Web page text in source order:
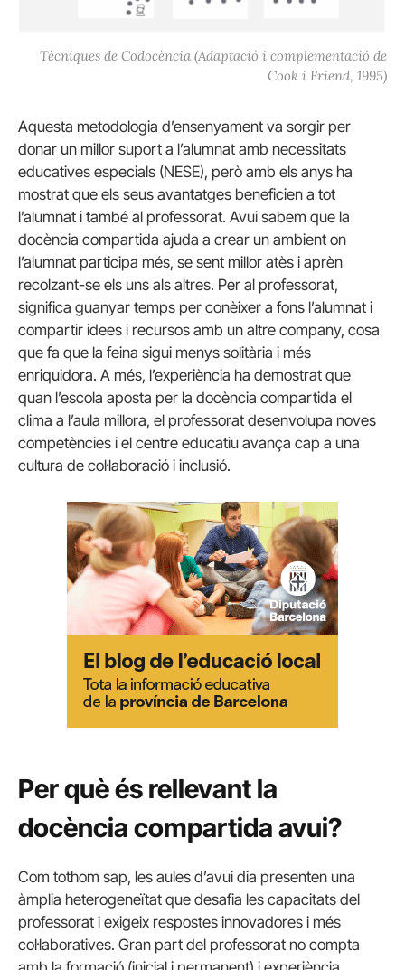
Tècniques de Codocència (Adaptació i complementació de
Cook i Friend, 1995)
Aquesta metodologia d’ensenyament va sorgir per
donar un millor suport a l’alumnat amb necessitats
educatives especials (NESE), però amb els anys ha
mostrat que els seus avantatges beneficien a tot
l’alumnat i també al professorat. Avui sabem que la
docència compartida ajuda a crear un ambient on
l’alumnat participa més, se sent millor atès i aprèn
recolzant-se els uns als altres. Per al professorat,
significa guanyar temps per conèixer a fons l’alumnat i
compartir idees i recursos amb un altre company, cosa
que fa que la feina sigui menys solitària i més
enriquidora. A més, l’experiència ha demostrat que
quan l’escola aposta per la docència compartida el
clima a l’aula millora, el professorat desenvolupa noves
competències i el centre educatiu avança cap a una
cultura de col·laboració i inclusió.
Per què és rellevant la
docència compartida avui?
Com tothom sap, les aules d’avui dia presenten una
àmplia heterogeneïtat que desafia les capacitats del
professorat i exigeix respostes innovadores i més
col·laboratives. Gran part del professorat no compta